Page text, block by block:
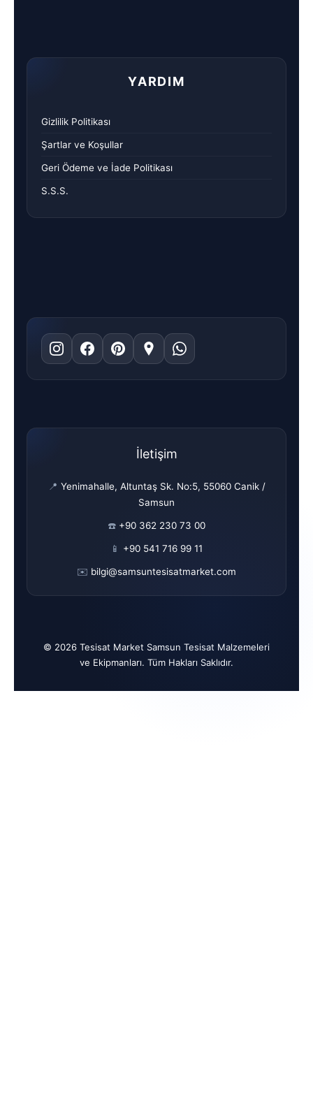
YARDIM
Gizlilik Politikası
Şartlar ve Koşullar
Geri Ödeme ve İade Politikası
S.S.S.
İletişim
📍 Yenimahalle, Altuntaş Sk. No:5, 55060 Canik /
Samsun
☎️ +90 362 230 73 00
📱 +90 541 716 99 11
✉️ bilgi@samsuntesisatmarket.com
© 2026 Tesisat Market Samsun Tesisat Malzemeleri
ve Ekipmanları. Tüm Hakları Saklıdır.